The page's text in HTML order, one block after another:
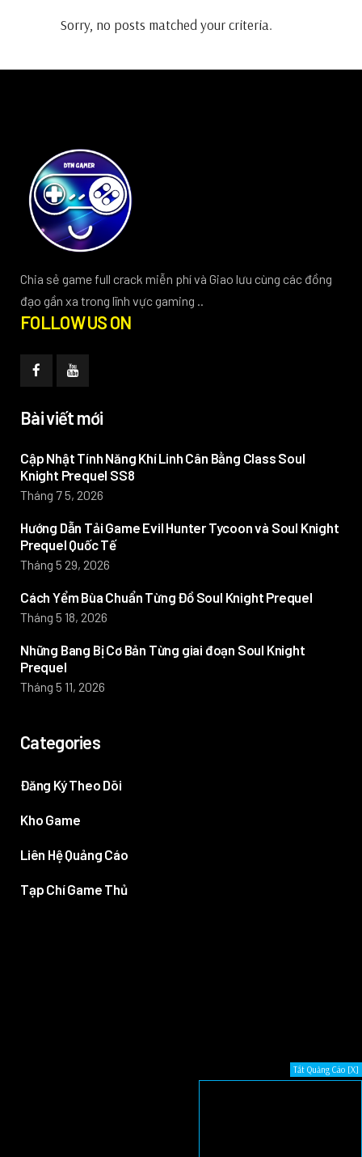
Sorry, no posts matched your criteria.
Chia sẻ game full crack miễn phí và Giao lưu cùng các đồng
đạo gần xa trong lĩnh vực gaming ..
FOLLOW US ON
Bài viết mới
Cập Nhật Tính Năng Khí Linh Cân Bằng Class Soul
Knight Prequel SS8
Tháng 7 5, 2026
Hướng Dẫn Tải Game Evil Hunter Tycoon và Soul Knight
Prequel Quốc Tế
Tháng 5 29, 2026
Cách Yểm Bùa Chuẩn Từng Đồ Soul Knight Prequel
Tháng 5 18, 2026
Những Bang Bị Cơ Bản Từng giai đoạn Soul Knight
Prequel
Tháng 5 11, 2026
Categories
Đăng Ký Theo Dõi
Kho Game
Liên Hệ Quảng Cáo
Tạp Chí Game Thủ
Tắt Quảng Cáo [X]